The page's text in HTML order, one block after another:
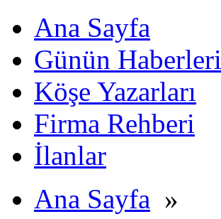
Ana Sayfa
Günün Haberleri
Köşe Yazarları
Firma Rehberi
İlanlar
Ana Sayfa »